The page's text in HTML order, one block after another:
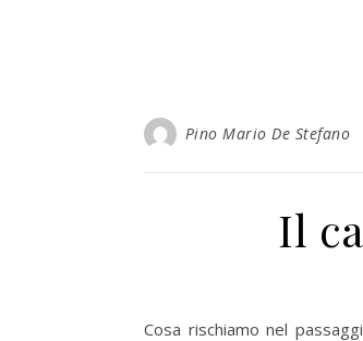
Pino Mario De Stefano
Il
Cosa rischiamo nel